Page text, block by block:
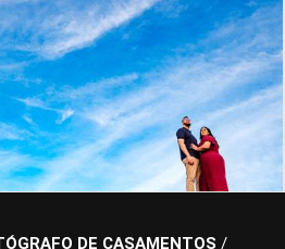
808
DE CASAMENTOS /